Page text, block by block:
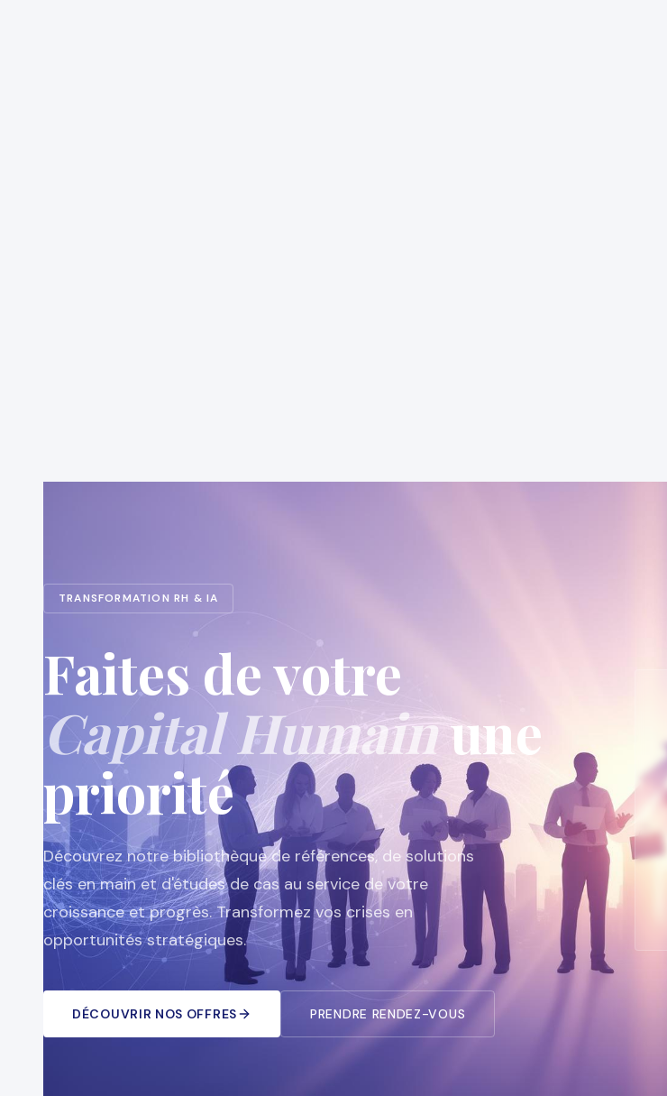
TRANSFORMATION RH & IA
Faites de votre
Capital Humainune
priorité
Découvrez notre bibliothèque de références, de solutions
clés en main et d'études de cas au service de votre
croissance et progrès. Transformez vos crises en
opportunités stratégiques.
DÉCOUVRIR NOS OFFRES PRENDRE RENDEZ-VOUS